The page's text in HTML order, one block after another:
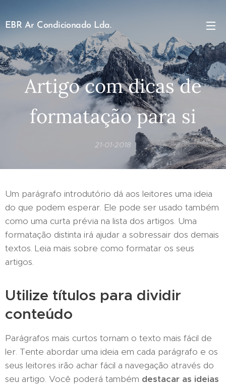
EBR Ar Condicionado Lda.
Artigo com dicas de
formatação para si
21-01-2018
Um parágrafo introdutório dá aos leitores uma ideia
do que podem esperar. Ele pode ser usado também
como uma curta prévia na lista dos artigos. Uma
formatação distinta irá ajudar a sobressair dos demais
textos. Leia mais sobre como formatar os seus
artigos.
Utilize títulos para dividir
conteúdo
Parágrafos mais curtos tornam o texto mais fácil de
ler. Tente abordar uma ideia em cada parágrafo e os
seus leitores irão achar fácil a navegação através do
seu artigo. Você poderá também destacar as ideias